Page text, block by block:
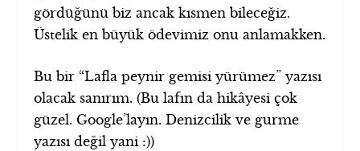
gördüğünü biz ancak kısmen bileceğiz.
Üstelik en büyük ödevimiz onu anlamakken.
Bu bir “Lafla peynir gemisi yürümez” yazısı
olacak sanırım. (Bu lafın da hikâyesi çok
güzel. Google’layın. Denizcilik ve gurme
yazısı değil yani :))